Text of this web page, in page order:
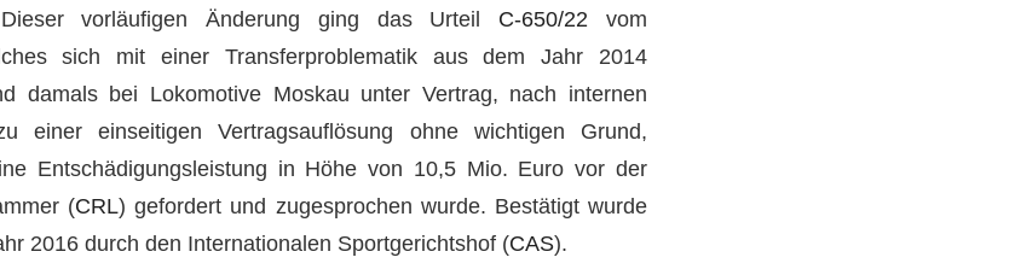
vorläufigen Änderung ging das Urteil C-650/22 vom
sich mit einer Transferproblematik aus dem Jahr 2014
damals bei Lokomotive Moskau unter Vertrag, nach internen
einer einseitigen Vertragsauflösung ohne wichtigen Grund,
Entschädigungsleistung in Höhe von 10,5 Mio. Euro vor der
(CRL) gefordert und zugesprochen wurde. Bestätigt wurde
2016 durch den Internationalen Sportgerichtshof (CAS).